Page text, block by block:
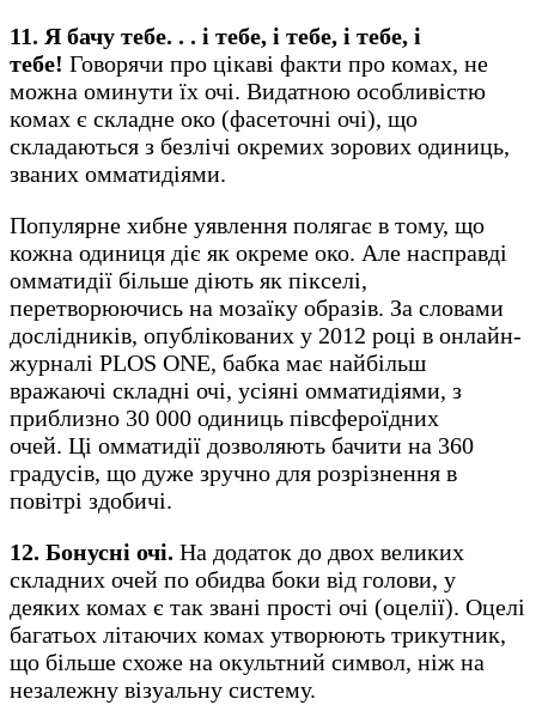
11. Я бачу тебе. . . і тебе, і тебе, і тебе, і
тебе! Говорячи про цікаві факти про комах, не
можна оминути їх очі. Видатною особливістю
комах є складне око (фасеточні очі), що
складаються з безлічі окремих зорових одиниць,
званих омматидіями.
Популярне хибне уявлення полягає в тому, що
кожна одиниця діє як окреме око. Але насправді
омматидії більше діють як пікселі,
перетворюючись на мозаїку образів. За словами
дослідників, опублікованих у 2012 році в онлайн-
журналі PLOS ONE, бабка має найбільш
вражаючі складні очі, усіяні омматидіями, з
приблизно 30 000 одиниць півсфероїдних
очей. Ці омматидії дозволяють бачити на 360
градусів, що дуже зручно для розрізнення в
повітрі здобичі.
12. Бонусні очі. На додаток до двох великих
складних очей по обидва боки від голови, у
деяких комах є так звані прості очі (оцелії). Оцелі
багатьох літаючих комах утворюють трикутник,
що більше схоже на окультний символ, ніж на
незалежну візуальну систему.